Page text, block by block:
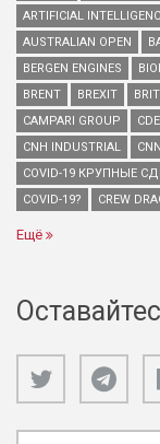
ARTIFICIAL
AUSTRALIAN OPEN
BERGEN ENGINES
BRENT
BREXIT
CAMPARI GROUP
CNH INDUSTRIAL
CNN
COVID-19 КРУПНЫЕ
COVID-19?
CREW
Ещё